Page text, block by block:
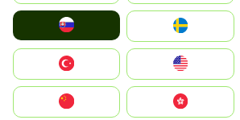
United States
中國香港特別行政區